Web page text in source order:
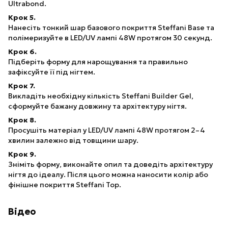
Ultrabond.
Крок 5.
Нанесіть тонкий шар базового покриття Steffani Base та
полімеризуйте в LED/UV лампі 48W протягом 30 секунд.
Крок 6.
Підберіть форму для нарощування та правильно
зафіксуйте її під нігтем.
Крок 7.
Викладіть необхідну кількість Steffani Builder Gel,
сформуйте бажану довжину та архітектуру нігтя.
Крок 8.
Просушіть матеріал у LED/UV лампі 48W протягом 2–4
хвилин залежно від товщини шару.
Крок 9.
Зніміть форму, виконайте опил та доведіть архітектуру
нігтя до ідеалу. Після цього можна наносити колір або
фінішне покриття Steffani Top.
Відео